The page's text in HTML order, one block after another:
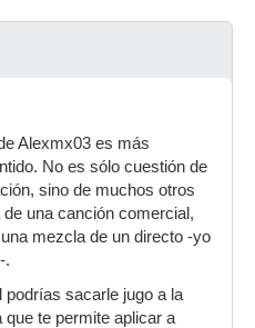
Alexmx03 es más
No es sólo cuestión de
sino de muchos otros
una canción comercial,
mezcla de un directo -yo
.
podrías sacarle jugo a la
que te permite aplicar a